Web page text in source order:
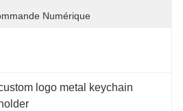
Numérique
logo metal keychain
holder